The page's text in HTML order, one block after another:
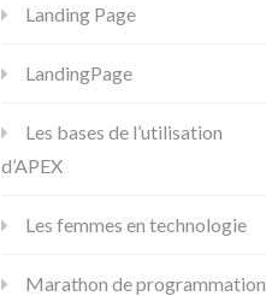
Landing Page
LandingPage
Les bases de l’utilisation
d’APEX
Les femmes en technologie
Marathon de programmation